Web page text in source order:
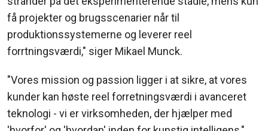
få projekter og brugsscenarier når til
produktionssystemerne og leverer reel
forrtningsværdi," siger Mikael Munck.
"Vores mission og passion ligger i at sikre, at vores
kunder kan høste reel forretningsværdi i avanceret
teknologi - vi er virksomheden, der hjælper med